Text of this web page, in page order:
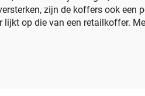
zijn de koffers ook een
op die van een retailkoffer.